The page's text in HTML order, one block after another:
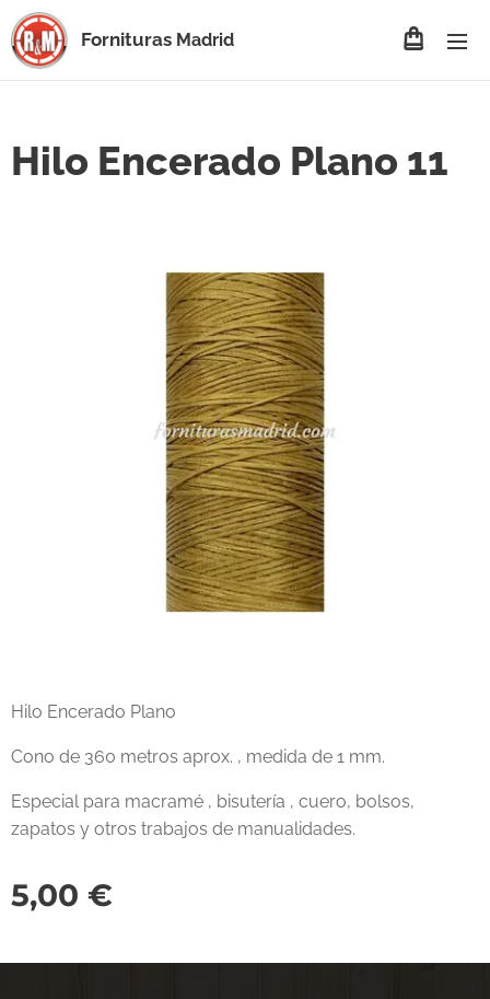
Fornituras Madrid
Hilo Encerado Plano 11
Hilo Encerado Plano
Cono de 360 metros aprox. , medida de 1 mm.
Especial para macramé , bisutería , cuero, bolsos,
zapatos y otros trabajos de manualidades.
5,00 €